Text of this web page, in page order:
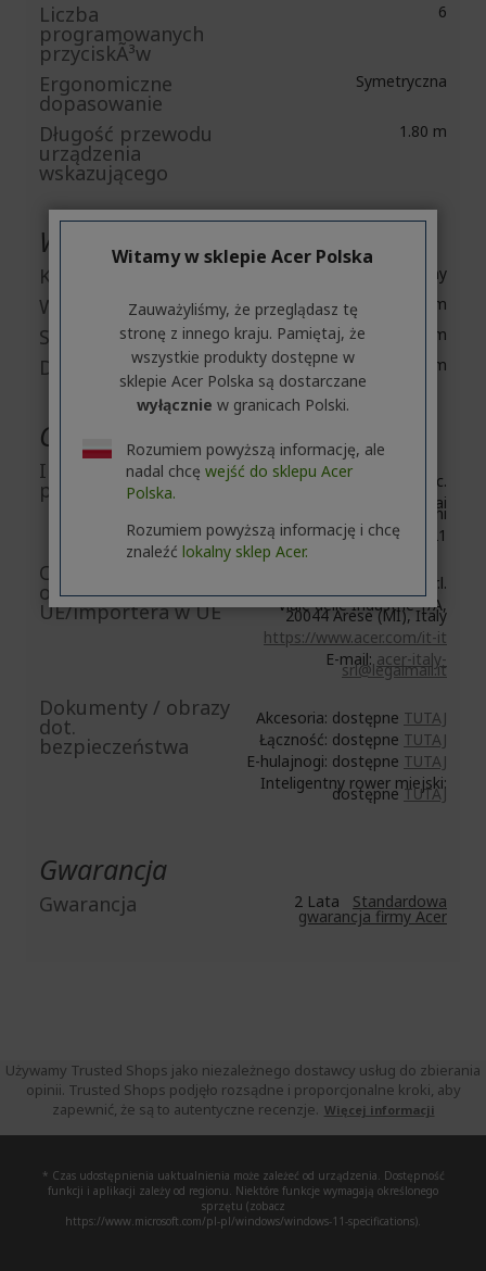
Liczba
programowanych
przyciskÃ³w
6
Ergonomiczne
dopasowanie
Symetryczna
Długość przewodu
urządzenia
wskazującego
1.80 m
Właściwości fizyczne
Kolor Czarny
Wysokość 44 mm
Szerokość 74 mm
Długość 127 mm
Ogólne informacje produktu
Informacje
producenta
Acer Inc.
8F, No. 88, Section 1, Xin Tai
5th Road, Xizhi
New Taipei City 221
Osoby
odpowiedzialnej w
UE/importera w UE
Acer Italy S.r.l.
Viale delle Industrie 1/A,
20044 Arese (MI), Italy
https://www.acer.com/it-it
E-mail:acer-italy-
srl@legalmail.it
Dokumenty / obrazy
dot.
bezpieczeństwa
Akcesoria: dostępne TUTAJ
Łączność: dostępne TUTAJ
E-hulajnogi: dostępne TUTAJ
Inteligentny rower miejski:
dostępneTUTAJ
Gwarancja
Gwarancja 2 Lata Standardowa
gwarancja firmy Acer
Używamy Trusted Shops jako niezależnego dostawcy usług do zbierania
opinii. Trusted Shops podjęło rozsądne i proporcjonalne kroki, aby
zapewnić, że są to autentyczne recenzje. Więcej informacji
* Czas udostępnienia uaktualnienia może zależeć od urządzenia. Dostępność
funkcji i aplikacji zależy od regionu. Niektóre funkcje wymagają określonego
sprzętu (zobacz
https://www.microsoft.com/pl-pl/windows/windows-11-specifications).
Witamy w sklepie Acer Polska
Zauważyliśmy, że przeglądasz tę
stronę z innego kraju. Pamiętaj, że
wszystkie produkty dostępne w
sklepie Acer Polska są dostarczane
wyłącznie w granicach Polski.
Rozumiem powyższą informację, ale
nadal chcę wejść do sklepu Acer
Polska.
Rozumiem powyższą informację i chcę
znaleźć lokalny sklep Acer.